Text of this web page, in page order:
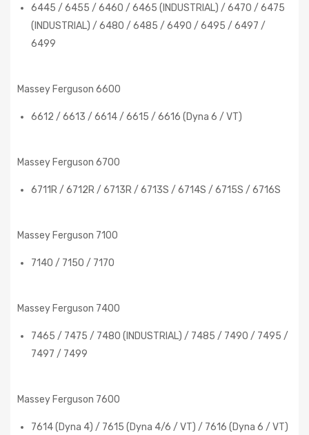
6445 / 6455 / 6460 / 6465 (INDUSTRIAL) / 6470 / 6475
(INDUSTRIAL) / 6480 / 6485 / 6490 / 6495 / 6497 /
6499
Massey Ferguson 6600
6612 / 6613 / 6614 / 6615 / 6616 (Dyna 6 / VT)
Massey Ferguson 6700
6711R / 6712R / 6713R / 6713S / 6714S / 6715S / 6716S
Massey Ferguson 7100
7140 / 7150 / 7170
Massey Ferguson 7400
7465 / 7475 / 7480 (INDUSTRIAL) / 7485 / 7490 / 7495 /
7497 / 7499
Massey Ferguson 7600
7614 (Dyna 4) / 7615 (Dyna 4/6 / VT) / 7616 (Dyna 6 / VT)